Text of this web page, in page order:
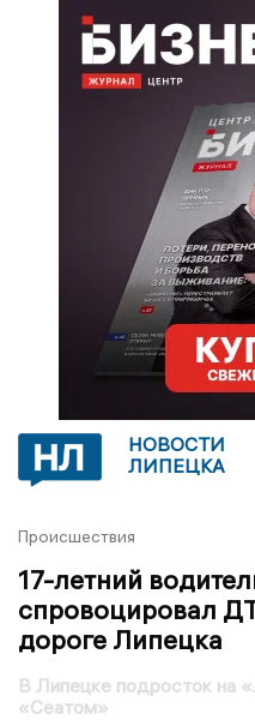
НОВОСТИ
ЛИПЕЦКА
Происшествия
17-летний
спровоцировал
дороге Липецка
В Липецке подросток на
«Сеатом»